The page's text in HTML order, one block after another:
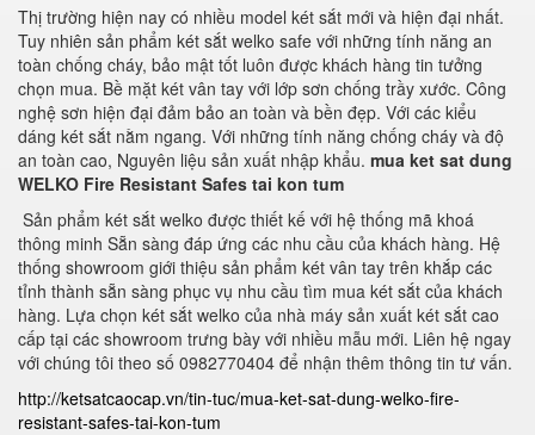
Thị trường hiện nay có nhiều model két sắt mới và hiện đại nhất.
Tuy nhiên sản phẩm két sắt welko safe với những tính năng an
toàn chống cháy, bảo mật tốt luôn được khách hàng tin tưởng
chọn mua. Bề mặt két vân tay với lớp sơn chống trầy xước. Công
nghệ sơn hiện đại đảm bảo an toàn và bền đẹp. Với các kiểu
dáng két sắt nằm ngang. Với những tính năng chống cháy và độ
an toàn cao, Nguyên liệu sản xuất nhập khẩu. mua ket sat dung
WELKO Fire Resistant Safes tai kon tum
Sản phẩm két sắt welko được thiết kế với hệ thống mã khoá
thông minh Sẵn sàng đáp ứng các nhu cầu của khách hàng. Hệ
thống showroom giới thiệu sản phẩm két vân tay trên khắp các
tỉnh thành sẵn sàng phục vụ nhu cầu tìm mua két sắt của khách
hàng. Lựa chọn két sắt welko của nhà máy sản xuất két sắt cao
cấp tại các showroom trưng bày với nhiều mẫu mới. Liên hệ ngay
với chúng tôi theo số 0982770404 để nhận thêm thông tin tư vấn.
http://ketsatcaocap.vn/tin-tuc/mua-ket-sat-dung-welko-fire-
resistant-safes-tai-kon-tum